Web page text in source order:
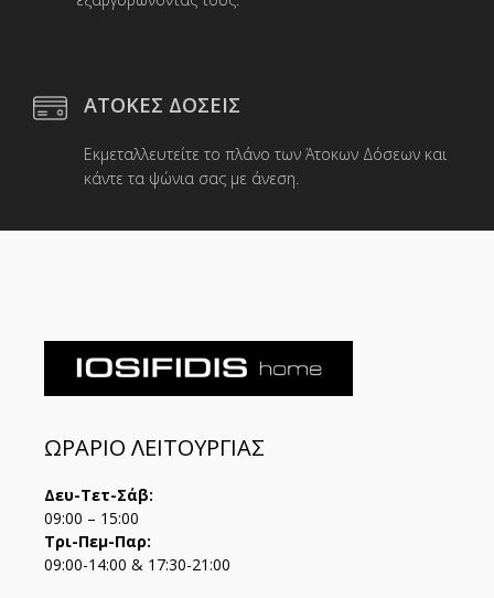
ΑΤΟΚΕΣ ΔΟΣΕΙΣ
Εκμεταλλευτείτε το πλάνο των Άτοκων Δόσεων και
κάντε τα ψώνια σας με άνεση.
ΩΡΑΡΙΟ ΛΕΙΤΟΥΡΓΙΑΣ
Δευ-Τετ-Σάβ:
09:00 – 15:00
Τρι-Πεμ-Παρ:
09:00-14:00 & 17:30-21:00